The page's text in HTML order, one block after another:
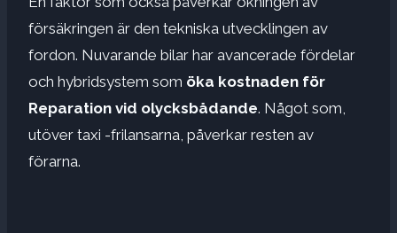
försäkringen är den tekniska utvecklingen av
fordon. Nuvarande bilar har avancerade fördelar
och hybridsystem som öka kostnaden för
Reparation vid olycksbådande. Något som,
utöver taxi -frilansarna, påverkar resten av
förarna.